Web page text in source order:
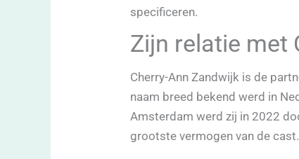
specificeren.
Zijn relatie met
Cherry-Ann Zandwijk is de
naam breed bekend werd in
Amsterdam werd zij in 2022
grootste vermogen van de cast.